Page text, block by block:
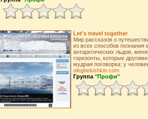
Let's travel together
Мир рассказов о
из всех способов
антарктических льдов,
горизонты, которые
мудрая поговорка: у
olegbelushkin.com
Группа "Профи"